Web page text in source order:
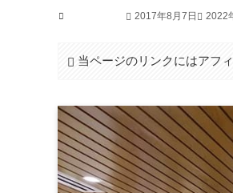
2017年8月7日 2022
当ページのリンクにはアフ